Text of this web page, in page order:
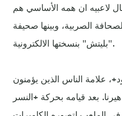
لاعبيه ان همه الأساسي هم
الصربية، وبينها صحيفة
"بليتش" بنسختها الالكترونية.
علامة الناس الذين يؤمنون
بعد قيامه بحركة +النسر